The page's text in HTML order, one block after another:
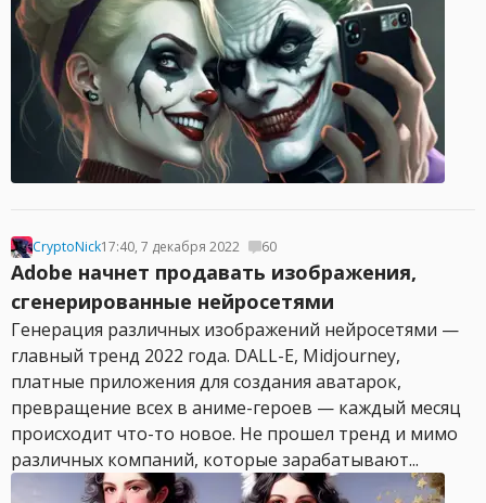
CryptoNick17:40, 7 декабря 2022 60
Adobe начнет продавать изображения,
сгенерированные нейросетями
Генерация различных изображений нейросетями —
главный тренд 2022 года. DALL-E, Midjourney,
платные приложения для создания аватарок,
превращение всех в аниме-героев — каждый месяц
происходит что-то новое. Не прошел тренд и мимо
различных компаний, которые зарабатывают...